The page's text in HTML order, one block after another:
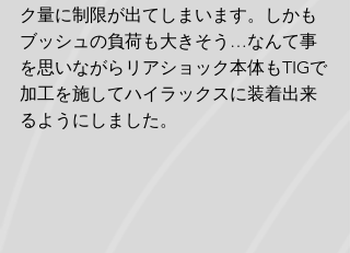
ク量に制限が出てしまいます。しかも
ブッシュの負荷も大きそう…なんて事
を思いながらリアショック本体もTIGで
加工を施してハイラックスに装着出来
るようにしました。